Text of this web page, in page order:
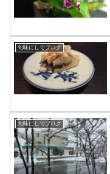
旬味にしでブログ
旬味にしでブログ